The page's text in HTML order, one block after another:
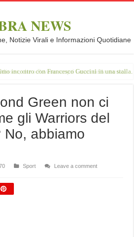
NEWS
Notizie Virali e Informazioni Quotidiane
incontro con Francesco Guccini in una
Green non ci
gli Warriors del
No, abbiamo
Sport
Leave a comment